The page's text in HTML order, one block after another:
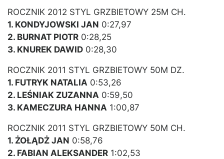
ROCZNIK 2012 STYL GRZBIETOWY 25M CH.
1. KONDYJOWSKI JAN 0:27,97
2. BURNAT PIOTR 0:28,25
3. KNUREK DAWID 0:28,30
ROCZNIK 2011 STYL GRZBIETOWY 50M DZ.
1. FUTRYK NATALIA 0:53,26
2. LEŚNIAK ZUZANNA 0:59,50
3. KAMECZURA HANNA 1:00,87
ROCZNIK 2011 STYL GRZBIETOWY 50M CH.
1. ŻOŁĄDŻ JAN 0:58,76
2. FABIAN ALEKSANDER 1:02,53